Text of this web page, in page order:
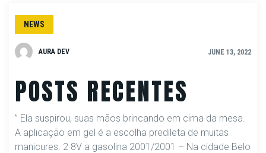
NEWS
AURA DEV JUNE 13, 2022
POSTS RECENTES
” Ela suspirou, suas mãos brincando em cima da mesa.
A aplicação em gel é a escolha predileta de muitas
manicures. 2 8V a gasolina 2001/2001 – Na cidade Belo